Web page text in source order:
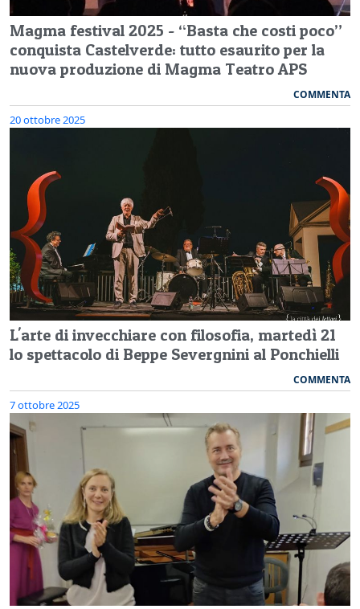
Magma festival 2025 - “Basta che costi poco”
conquista Castelverde: tutto esaurito per la
nuova produzione di Magma Teatro APS
COMMENTA
20 ottobre 2025
L'arte di invecchiare con filosofia, martedì 21
lo spettacolo di Beppe Severgnini al Ponchielli
COMMENTA
7 ottobre 2025